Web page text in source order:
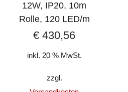
12W, IP20, 10m
Rolle, 120 LED/m
€ 430,56
inkl. 20 % MwSt.
zzgl.